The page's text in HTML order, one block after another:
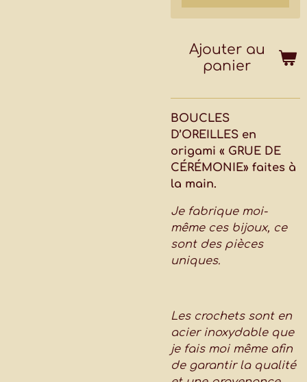
Ajouter au
panier
BOUCLES
D’OREILLES en
origami « GRUE DE
CÉRÉMONIE» faites à
la main.
Je fabrique moi-
même ces bijoux, ce
sont des pièces
uniques.
Les crochets sont en
acier inoxydable que
je fais moi même afin
de garantir la qualité